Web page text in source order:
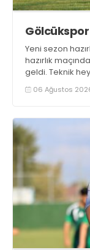
Yeni sezon
hazırlık
geldi. Teknik
durumunu
fırsatı buldu.
06 Ağustos